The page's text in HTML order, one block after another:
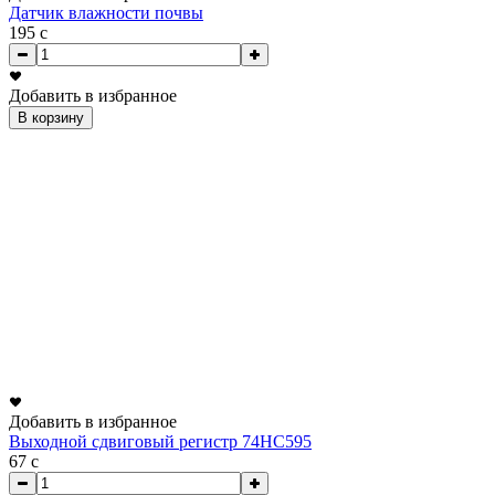
Датчик влажности почвы
195 c
Добавить в избранное
В корзину
Добавить в избранное
Выходной сдвиговый регистр 74HC595
67 c